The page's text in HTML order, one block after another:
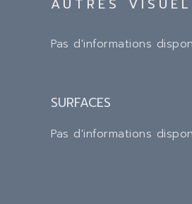
AUTRES
Pas d'informations
SURFACES
Pas d'informations